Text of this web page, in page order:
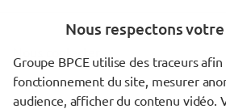
Mentions réglementaires
Nous respectons
Groupe BPCE utilise des traceurs
fonctionnement du site, mesurer
audience, afficher du contenu vidéo.